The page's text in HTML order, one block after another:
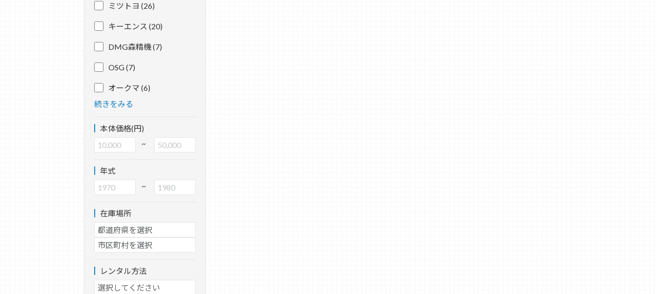
ミツトヨ (26)
キーエンス (20)
DMG森精機 (7)
OSG (7)
オークマ (6)
続きをみる
本体価格(円)
~
年式
~
在庫場所
レンタル方法